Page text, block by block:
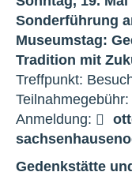
Sonderführung
Museumstag:
Tradition mit
Treffpunkt:
Anmeldung:
sachsenhauseno
Gedenkstätte